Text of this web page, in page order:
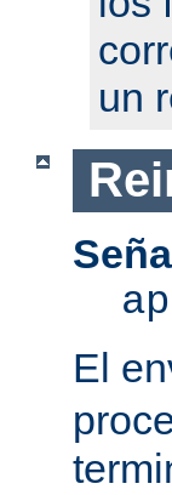
un
El